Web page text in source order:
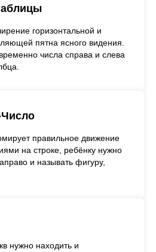
горизонтальной и
пятна ясного видения.
числа справа и слева
правильное движение
на строке, ребёнку нужно
и называть фигуру,
нужно находить и